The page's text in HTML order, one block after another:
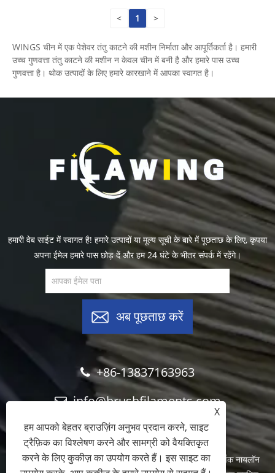
< 1 >
WINGS चीन में एक पेशेवर तंतु काटने की मशीन निर्माता और आपूर्तिकर्ता है। हमारी
उच्च गुणवत्ता तंतु काटने की मशीन न केवल चीन में बनी है और हमारे पास उच्च
गुणवत्ता है। थोक उत्पादों के लिए हमारे कारखाने में आपका स्वागत है।
हमारी वेब साईट में स्वागत है! हमारे उत्पादों या मूल्य सूची के बारे में पूछताछ के लिए, कृपया
अपना ईमेल हमारे पास छोड़ दें और हम 24 घंटे के भीतर संपर्क में रहेंगे।
अब पूछताछ करें
+86-13837163963
info@brushfilaments.com
कॉपीराइट © 2023 Filawing Industry Co., Limited - अपघर्षक नायलॉन
X
हम आपको बेहतर ब्राउज़िंग अनुभव प्रदान करने, साइट
ट्रैफ़िक का विश्लेषण करने और सामग्री को वैयक्तिकृत
करने के लिए कुकीज़ का उपयोग करते हैं। इस साइट का